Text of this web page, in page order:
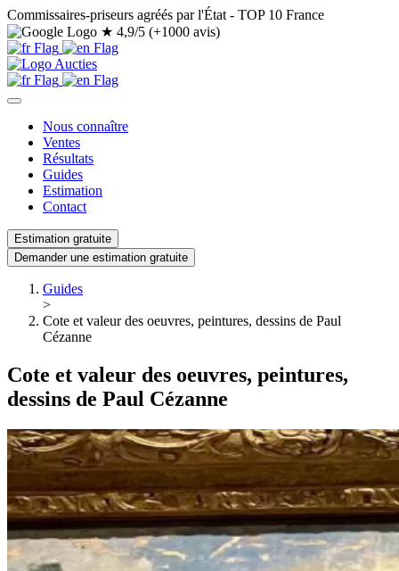
Commissaires-priseurs agréés par l'État - TOP 10 France
★ 4,9/5 (+1000 avis)
Nous connaître
Ventes
Résultats
Guides
Estimation
Contact
Estimation gratuite
Demander une estimation gratuite
Guides
>
Cote et valeur des oeuvres, peintures, dessins de Paul
Cézanne
Cote et valeur des oeuvres, peintures,
dessins de Paul Cézanne